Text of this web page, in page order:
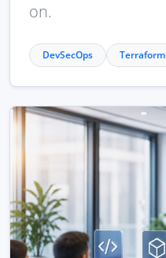
on.
DevSecOps Terraform